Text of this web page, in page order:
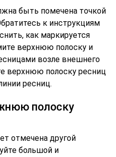
быть помечена точкой
к инструкциям
как маркируется
верхнюю полоску и
возле внешнего
верхнюю полоску ресниц
ресниц.
полоску
отмечена другой
большой и